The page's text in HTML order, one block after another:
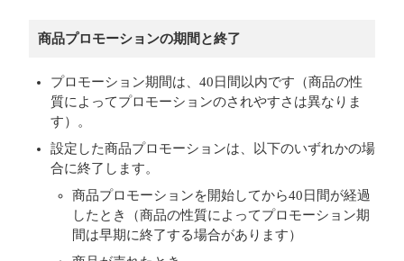
商品プロモーションの期間と終了
プロモーション期間は、40日間以内です（商品の性
質によってプロモーションのされやすさは異なりま
す）。
設定した商品プロモーションは、以下のいずれかの場
合に終了します。
商品プロモーションを開始してから40日間が経過
したとき（商品の性質によってプロモーション期
間は早期に終了する場合があります）